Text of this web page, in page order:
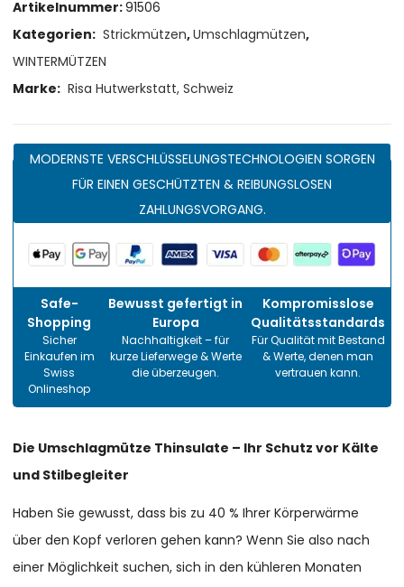
Artikelnummer:91506
Kategorien: Strickmützen,Umschlagmützen,
WINTERMÜTZEN
Marke: Risa Hutwerkstatt, Schweiz
MODERNSTE VERSCHLÜSSELUNGSTECHNOLOGIEN SORGEN
FÜR EINEN GESCHÜTZTEN & REIBUNGSLOSEN
ZAHLUNGSVORGANG.
Safe-
Shopping
Sicher
Einkaufen im
Swiss
Onlineshop
Bewusst gefertigt in
Europa
Nachhaltigkeit – für
kurze Lieferwege & Werte
die überzeugen.
Kompromisslose
Qualitätsstandards
Für Qualität mit Bestand
& Werte, denen man
vertrauen kann.
Die Umschlagmütze Thinsulate – Ihr Schutz vor Kälte
und Stilbegleiter
Haben Sie gewusst, dass bis zu 40 % Ihrer Körperwärme
über den Kopf verloren gehen kann? Wenn Sie also nach
einer Möglichkeit suchen, sich in den kühleren Monaten